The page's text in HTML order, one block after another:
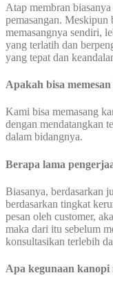
Atap membran
pemasangan.
memasangnya sendiri,
yang terlatih dan
yang tepat dan
Apakah bisa memesan
Kami bisa memasang
dengan mendatangkan
dalam bidangnya.
Berapa lama
Biasanya, berdasarkan
berdasarkan tingkat
pesan oleh customer,
maka dari itu sebelum
konsultasikan terlebih
Apa kegunaan kanopi